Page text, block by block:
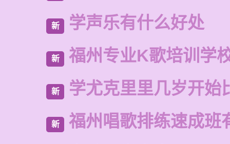
新 学声乐有什么好处
新 福州专业K歌培训学
新 学尤克里里几岁开始
新 福州唱歌排练速成班